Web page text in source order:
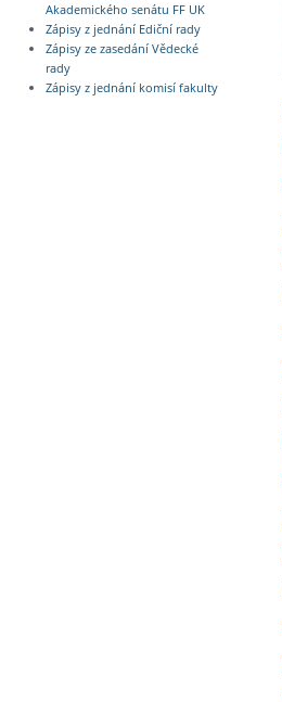
Akademického senátu FF UK
Zápisy z jednání Ediční rady
Zápisy ze zasedání Vědecké
rady
Zápisy z jednání komisí fakulty